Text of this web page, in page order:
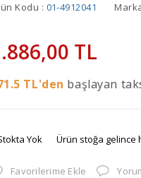
Kodu : 01-4912041
TL
TL'den başlayan
Yok Ürün stoğa gelince
Favorilerime Ekle